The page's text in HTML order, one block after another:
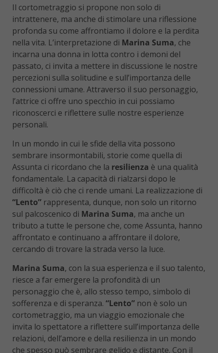
Il cortometraggio si propone non solo di
intrattenere, ma anche di stimolare una riflessione
profonda su come affrontiamo il dolore e la perdita
nella vita. L’interpretazione di Marina Suma, che
incarna una donna in lotta contro i demoni del
passato, ci invita a mettere in discussione le nostre
percezioni sulla solitudine e sull’importanza delle
connessioni umane. Attraverso il suo personaggio,
l’attrice ci offre uno specchio in cui possiamo
riconoscerci e riflettere sulle nostre esperienze
personali.
In un mondo in cui le sfide della vita possono
sembrare insormontabili, storie come quella di
Assunta ci ricordano che la resilienza è una qualità
fondamentale. La capacità di rialzarsi dopo le
difficoltà è ciò che ci rende umani. La realizzazione di
“Lento” rappresenta, dunque, non solo un ritorno
sul palcoscenico di Marina Suma, ma anche un
tributo a tutte le persone che, come Assunta, hanno
affrontato e continuano a affrontare il dolore,
cercando di trovare la strada verso la luce.
Marina Suma, con la sua esperienza e il suo talento,
riesce a far emergere la profondità di un
personaggio che è, allo stesso tempo, simbolo di
sofferenza e di speranza. “Lento” non è solo un
cortometraggio, ma un viaggio emozionale che
invita lo spettatore a riflettere sull’importanza delle
relazioni, dell’amore e della resilienza in un mondo
che spesso può sembrare gelido e distante. Con il